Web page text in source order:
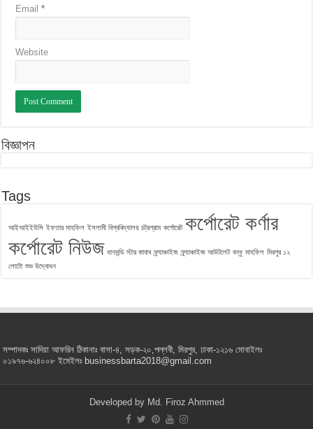
Email*
Website
বিজ্ঞাপন
Tags
আইআইইউসি ইফতার মাহফিল ইসলামী বিশ্ববিদ্যালয় চট্রগ্রাম কর্পোরেট কর্পোরেট কর্ণার
কর্পোরেট নিউজ ধানমন্ডি স্টার কাবাব ফ্র্যাঞ্চাইজ ফ্র্যাঞ্চাইজ আউটলেট বন্ধু মাহফিল মিরপুর ১২
লোটো শুভ উদ্বোধন
সম্পাদকঃ সাদিয়া আফরিন ঠিকানাঃ বাসা-৪, সড়ক-২০,পল্লবী, মিরপুর, ঢাকা-১২১৬ মোবাইলঃ
০১৯৭৬-৬২৪০০৮ ইমেইলঃ businessbarta2018@gmail.com
Developed by Md. Firoz Ahmmed